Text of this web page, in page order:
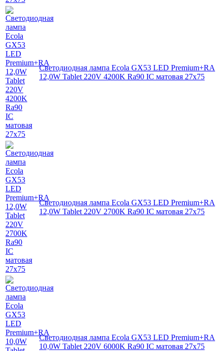
Светодиодная лампа Ecola GX53 LED Premium+RA
12,0W Tablet 220V 4200K Ra90 IC матовая 27x75
Светодиодная лампа Ecola GX53 LED Premium+RA
12,0W Tablet 220V 2700K Ra90 IC матовая 27x75
Светодиодная лампа Ecola GX53 LED Premium+RA
10,0W Tablet 220V 6000K Ra90 IC матовая 27x75